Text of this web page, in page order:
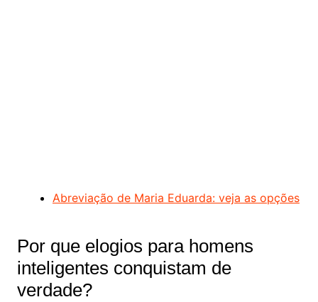
Abreviação de Maria Eduarda: veja as opções
Por que elogios para homens
inteligentes conquistam de
verdade?